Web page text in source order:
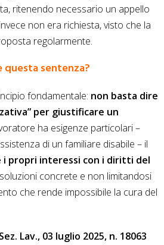
ritenendo necessario un appello
non era richiesta, visto che la
regolarmente.
sentenza?
fondamentale: non basta dire
per giustificare un
ha esigenze particolari –
di un familiare disabile – il
i propri interessi con i diritti del
concrete e non limitandosi
che rende impossibile la cura del
Lav., 03 luglio 2025, n. 18063